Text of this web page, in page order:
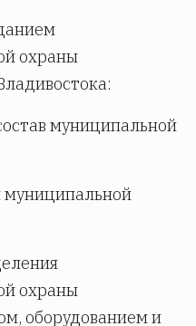
охраны
муниципальной
муниципальной
охраны
оборудованием и